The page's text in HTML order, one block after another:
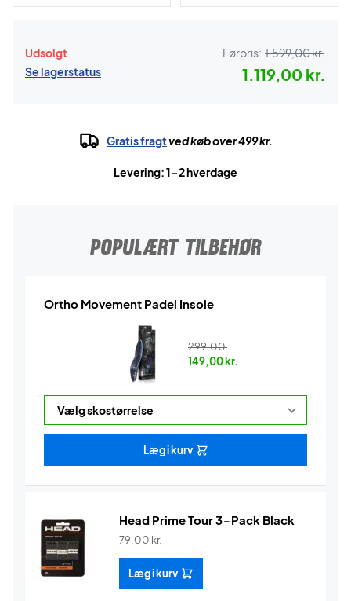
Udsolgt
Se lagerstatus
Førpris: 1.599,00 kr.
1.119,00 kr.
Gratis fragtved køb over 499 kr.
Levering: 1-2 hverdage
POPULÆRT TILBEHØR
Ortho Movement Padel Insole
299,00
149,00 kr.
Læg i kurv
Head Prime Tour 3-Pack Black
79,00 kr.
Læg i kurv